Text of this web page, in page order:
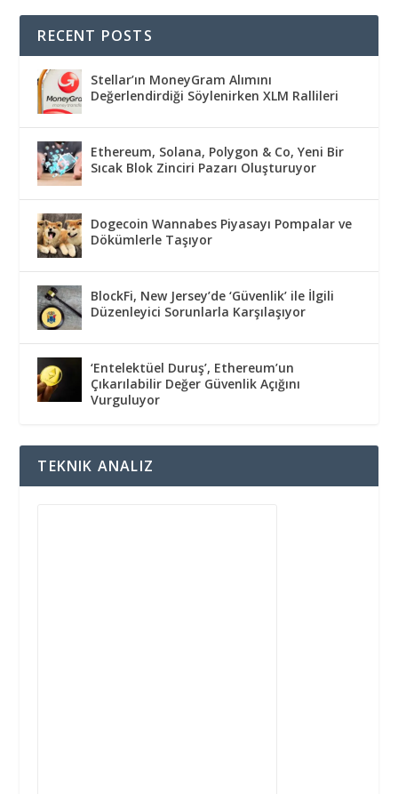
RECENT POSTS
Stellar’ın MoneyGram Alımını
Değerlendirdiği Söylenirken XLM Rallileri
Ethereum, Solana, Polygon & Co, Yeni Bir
Sıcak Blok Zinciri Pazarı Oluşturuyor
Dogecoin Wannabes Piyasayı Pompalar ve
Dökümlerle Taşıyor
BlockFi, New Jersey’de ‘Güvenlik’ ile İlgili
Düzenleyici Sorunlarla Karşılaşıyor
‘Entelektüel Duruş’, Ethereum’un
Çıkarılabilir Değer Güvenlik Açığını
Vurguluyor
TEKNIK ANALIZ